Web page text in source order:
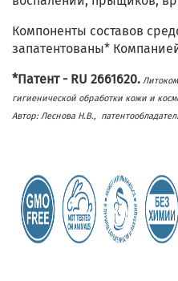
Компоненты составов
запатентованы*
*Патент - RU 2661620.
гигиенической обработки кожи и
Автор: Леснова Н.В.,